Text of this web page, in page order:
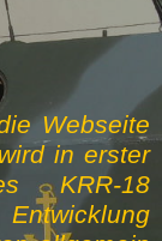
Webseite
in erster
KRR-18